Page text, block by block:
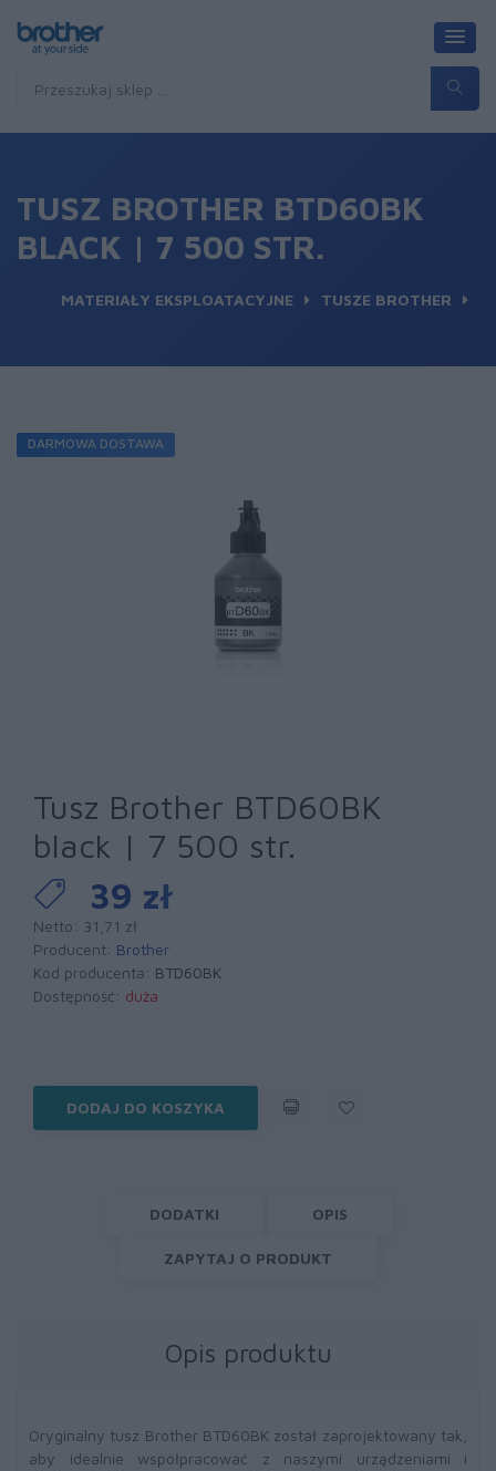
TUSZ BROTHER BTD60BK
BLACK | 7 500 STR.
MATERIAŁY EKSPLOATACYJNE TUSZE BROTHER
DARMOWA DOSTAWA
Tusz Brother BTD60BK
black | 7 500 str.
39 zł
Netto: 31,71 zł
Producent: Brother
Kod producenta: BTD60BK
Dostępność: duża
DODAJ DO KOSZYKA
DODATKI OPIS
ZAPYTAJ O PRODUKT
Opis produktu
Oryginalny tusz Brother BTD60BK został zaprojektowany tak,
aby idealnie współpracować z naszymi urządzeniami i